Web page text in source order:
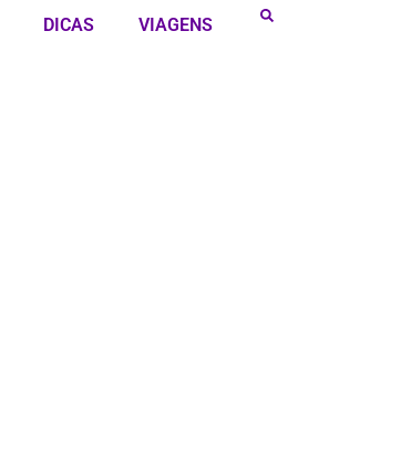
DICAS VIAGENS